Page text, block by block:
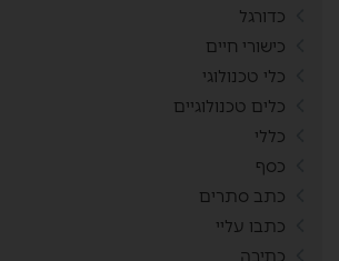
כדורגל
כישורי חיים
כלי טכנולוגי
כלים טכנולוגיים
כללי
כסף
כתב סתרים
כתבו עליי